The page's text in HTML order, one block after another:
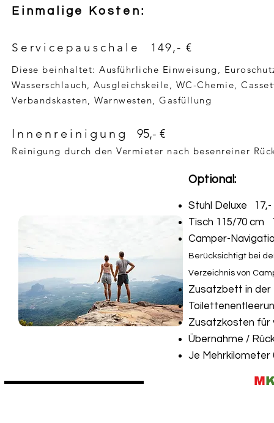
Einmalige Kosten:
Servicepauschale 149,- €
Diese beinhaltet: Ausführliche Einweisung,
Wasserschlauch, Ausgleichskeile, WC-Chemie,
Verbandskasten, Warnwesten, Gasfüllung
Innenreinigung 95,- €
Reinigung durch den Vermieter nach besenreiner
Optional:
Stuhl Deluxe 17,-
Tisch 115/70 cm
Camper-
Berücksichtigt bei
Verzeichnis von
Zusatzbett in der
Zusatzkosten für
Übernahme /
Je Mehrkilometer
M